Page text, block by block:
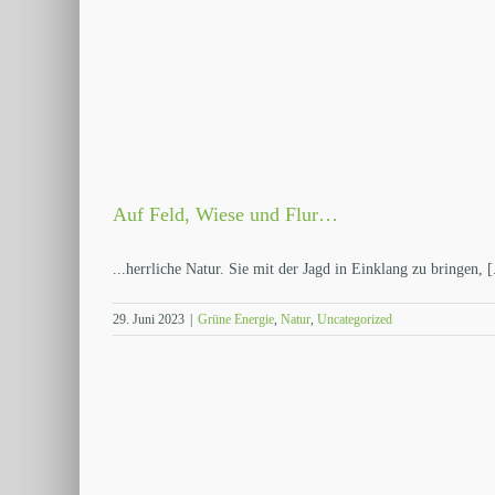
Auf Feld, Wiese und Flur…
...herrliche Natur. Sie mit der Jagd in Einklang zu bringen,
29. Juni 2023 Grüne Energie, Natur, Uncategorized